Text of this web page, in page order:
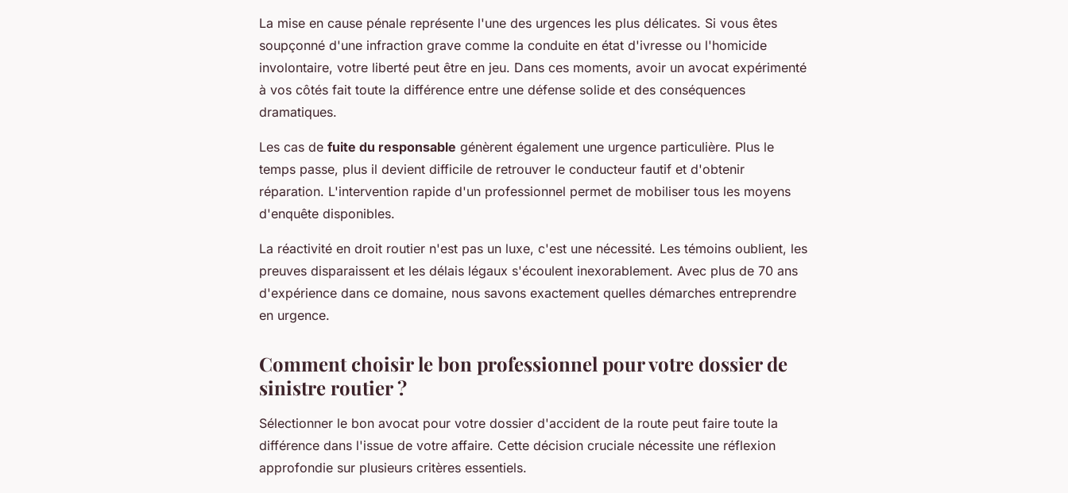
La mise en cause pénale représente l'une des urgences les plus délicates. Si vous êtes
soupçonné d'une infraction grave comme la conduite en état d'ivresse ou l'homicide
involontaire, votre liberté peut être en jeu. Dans ces moments, avoir un avocat expérimenté
à vos côtés fait toute la différence entre une défense solide et des conséquences
dramatiques.
Les cas de fuite du responsable génèrent également une urgence particulière. Plus le
temps passe, plus il devient difficile de retrouver le conducteur fautif et d'obtenir
réparation. L'intervention rapide d'un professionnel permet de mobiliser tous les moyens
d'enquête disponibles.
La réactivité en droit routier n'est pas un luxe, c'est une nécessité. Les témoins oublient, les
preuves disparaissent et les délais légaux s'écoulent inexorablement. Avec plus de 70 ans
d'expérience dans ce domaine, nous savons exactement quelles démarches entreprendre
en urgence.
Comment choisir le bon professionnel pour votre dossier de
sinistre routier ?
Sélectionner le bon avocat pour votre dossier d'accident de la route peut faire toute la
différence dans l'issue de votre affaire. Cette décision cruciale nécessite une réflexion
approfondie sur plusieurs critères essentiels.